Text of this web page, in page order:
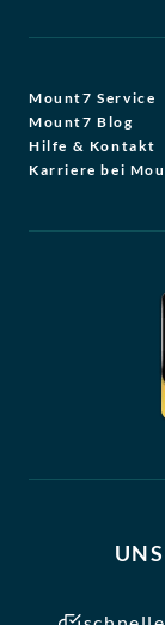
Mount7 Service
Mount7 Blog
Hilfe & Kontakt
Karriere bei